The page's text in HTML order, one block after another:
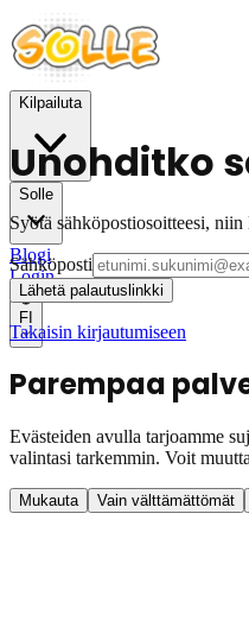
Kilpailuta
Solle
Blogi
Login
FI
Unohditko
Syötä sähköpostiosoitteesi,
Sähköposti
Lähetä palautuslinkki
Takaisin kirjautumiseen
Parempaa
Evästeiden avulla tarjoamme
valintasi tarkemmin. Voit
Mukauta Vain välttämättömät